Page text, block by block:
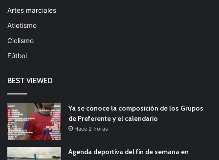
Artes marciales
Atletismo
Ciclismo
Fútbol
BEST VIEWED
Ya se conoce la composición de los Grupos
de Preferente y el calendario
Hace 2 horas
Agenda deportiva del fin de semana en